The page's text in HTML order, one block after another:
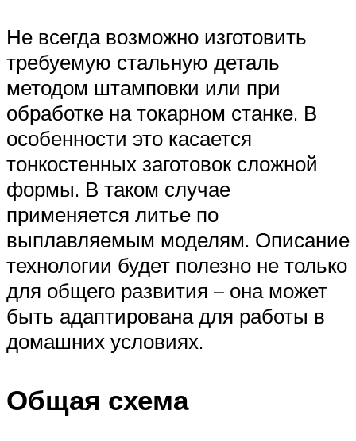
Не всегда возможно изготовить
требуемую стальную деталь
методом штамповки или при
обработке на токарном станке. В
особенности это касается
тонкостенных заготовок сложной
формы. В таком случае
применяется литье по
выплавляемым моделям. Описание
технологии будет полезно не только
для общего развития – она может
быть адаптирована для работы в
домашних условиях.
Общая схема